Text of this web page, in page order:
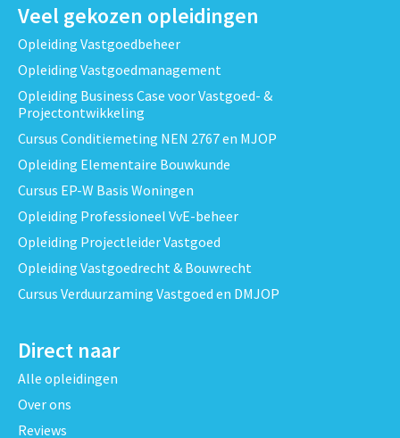
Veel gekozen opleidingen
Opleiding Vastgoedbeheer
Opleiding Vastgoedmanagement
Opleiding Business Case voor Vastgoed- &
Projectontwikkeling
Cursus Conditiemeting NEN 2767 en MJOP
Opleiding Elementaire Bouwkunde
Cursus EP-W Basis Woningen
Opleiding Professioneel VvE-beheer
Opleiding Projectleider Vastgoed
Opleiding Vastgoedrecht & Bouwrecht
Cursus Verduurzaming Vastgoed en DMJOP
Direct naar
Alle opleidingen
Over ons
Reviews